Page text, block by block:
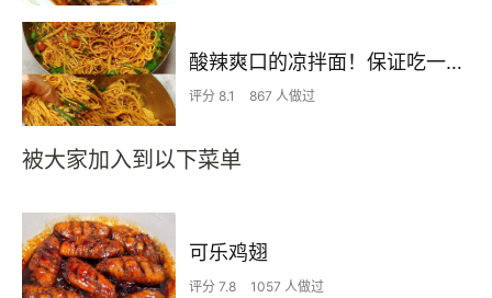
酸辣爽口的凉拌面！保证吃一次就上瘾
评分 8.1 867 人做过
被大家加入到以下菜单
可乐鸡翅
评分 7.8 1057 人做过